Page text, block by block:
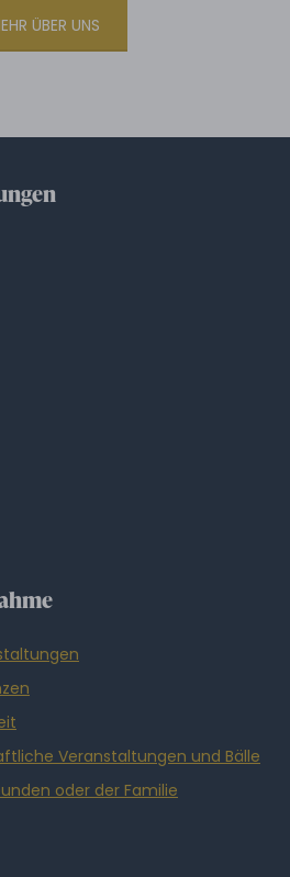
ÜBER UNS
Veranstaltungen und Bälle
oder der Familie